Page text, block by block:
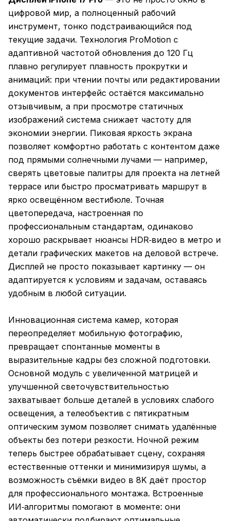
цифровой мир, а полноценный рабочий
инструмент, тонко подстраивающийся под
текущие задачи. Технология ProMotion с
адаптивной частотой обновления до 120 Гц
плавно регулирует плавность прокрутки и
анимаций: при чтении почты или редактировании
документов интерфейс остаётся максимально
отзывчивым, а при просмотре статичных
изображений система снижает частоту для
экономии энергии. Пиковая яркость экрана
позволяет комфортно работать с контентом даже
под прямыми солнечными лучами — например,
сверять цветовые палитры для проекта на летней
террасе или быстро просматривать маршрут в
ярко освещённом вестибюле. Точная
цветопередача, настроенная по
профессиональным стандартам, одинаково
хорошо раскрывает нюансы HDR‑видео в метро и
детали графических макетов на деловой встрече.
Дисплей не просто показывает картинку — он
адаптируется к условиям и задачам, оставаясь
удобным в любой ситуации.
Инновационная система камер, которая
переопределяет мобильную фотографию,
превращает спонтанные моменты в
выразительные кадры без сложной подготовки.
Основной модуль с увеличенной матрицей и
улучшенной светочувствительностью
захватывает больше деталей в условиях слабого
освещения, а телеобъектив с пятикратным
оптическим зумом позволяет снимать удалённые
объекты без потери резкости. Ночной режим
теперь быстрее обрабатывает сцену, сохраняя
естественные оттенки и минимизируя шумы, а
возможность съёмки видео в 8K даёт простор
для профессионального монтажа. Встроенные
ИИ‑алгоритмы помогают в моменте: они